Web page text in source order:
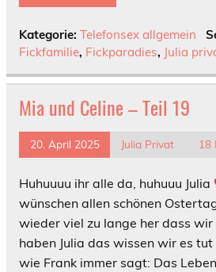
Kategorie: Telefonsex allgemein
Fickfamilie, Fickparadies, Julia
Mia und Celine – Teil 19
20. April 2025 Julia Privat 18
Huhuuuu ihr alle da, huhuuu Julia
wünschen allen schönen
wieder viel zu lange her dass
haben Julia das wissen wir es
wie Frank immer sagt: Das